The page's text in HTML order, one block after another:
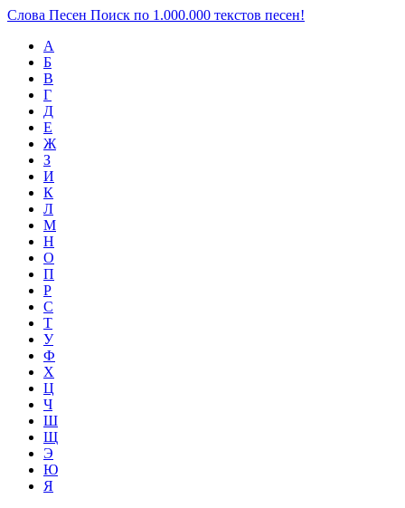
Слова Песен Поиск по 1.000.000 текстов песен!
А
Б
В
Г
Д
Е
Ж
З
И
К
Л
М
Н
О
П
Р
С
Т
У
Ф
Х
Ц
Ч
Ш
Щ
Э
Ю
Я